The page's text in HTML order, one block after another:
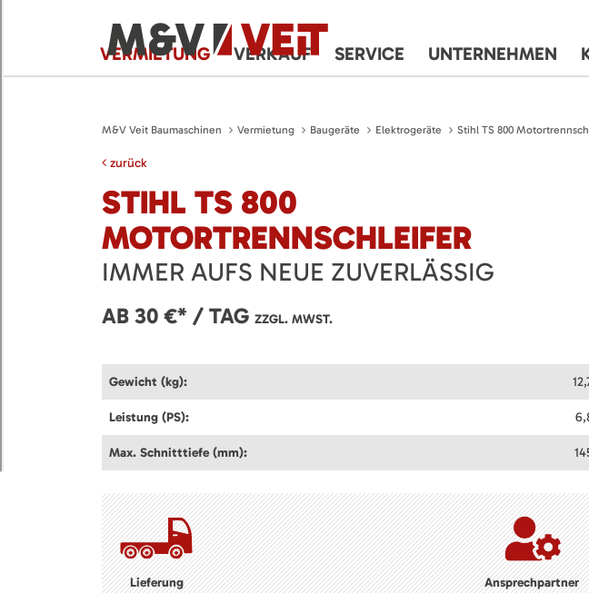
VERMIETUNG VERKAUF SERVICE UNTERNEHMEN
M&V Veit Baumaschinen Vermietung Baugeräte Elektrogeräte Stihl TS 800
zurück
STIHL TS 800
MOTORTRENNSCHLEIFER
IMMER AUFS NEUE ZUVERLÄSSIG
AB 30 €* / TAG ZZGL. MWST.
Gewicht (kg):
Leistung (PS):
Max. Schnitttiefe (mm):
Lieferung
Ansprechpartner